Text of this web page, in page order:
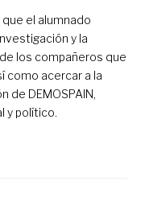
el alumnado
y la
los compañeros que
como acercar a la
de DEMOSPAIN,
y político.